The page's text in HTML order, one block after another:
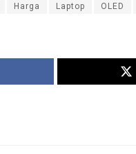
Harga Laptop OLED